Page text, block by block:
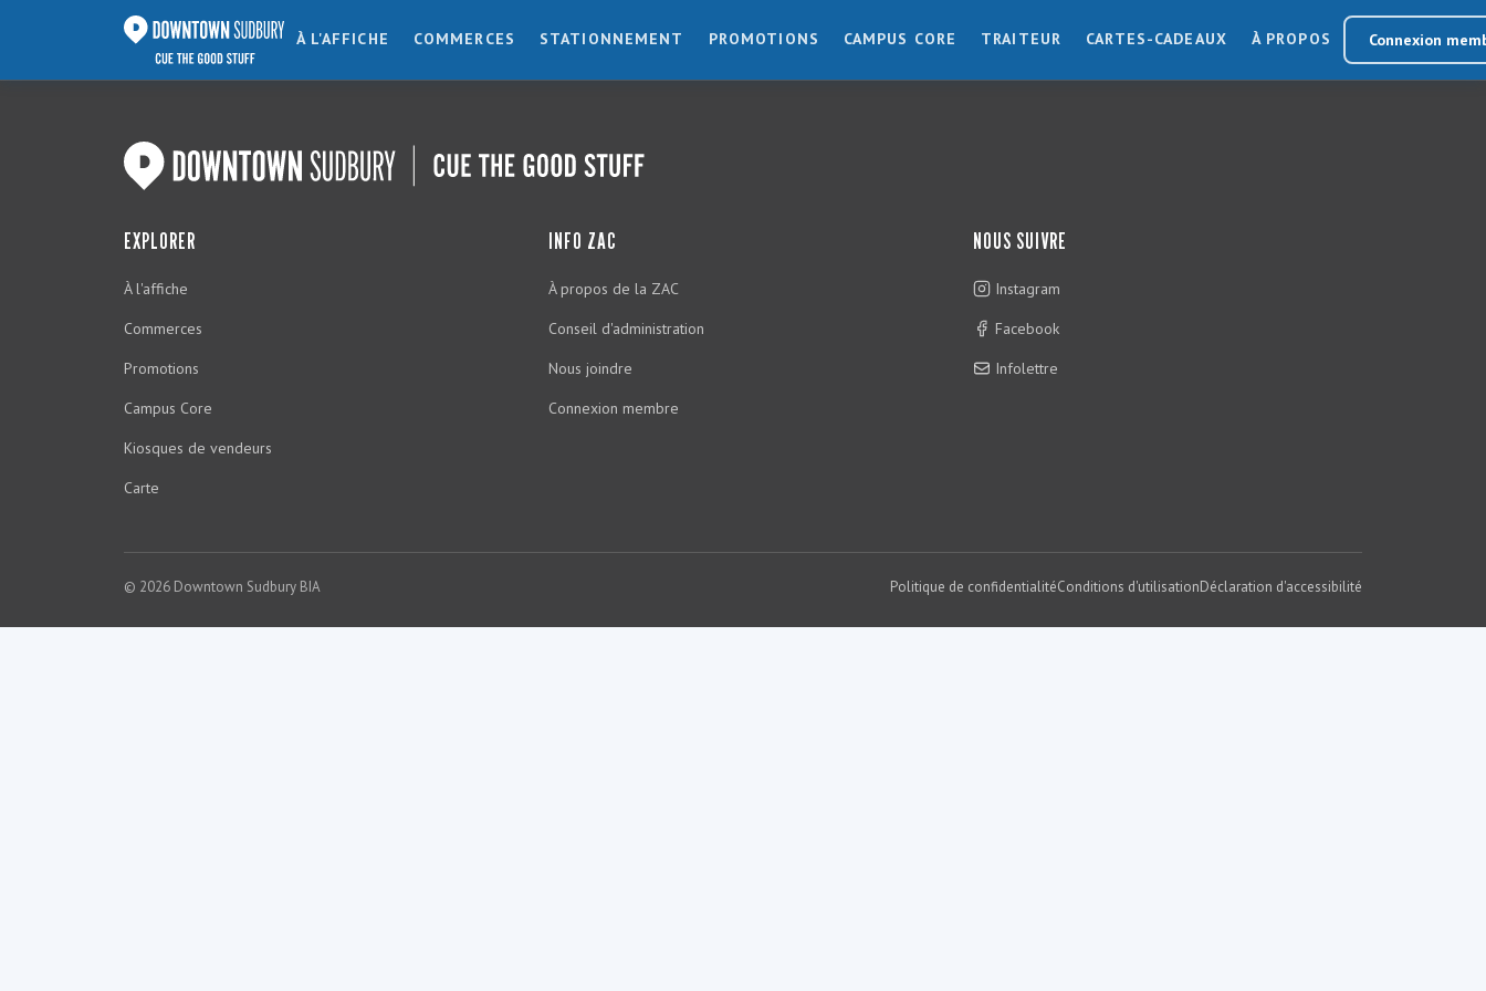
À L'AFFICHE COMMERCES STATIONNEMENT PROMOTIONS CAMPUS CORE TRAITEUR CARTES-CADEAUX À PROPOS Connexion
EXPLORER
À l'affiche
Commerces
Promotions
Campus Core
Kiosques de vendeurs
Carte
INFO ZAC
À propos de la ZAC
Conseil d'administration
Nous joindre
Connexion membre
NOUS SUIVRE
Instagram
Facebook
Infolettre
© 2026 Downtown Sudbury BIA Politique de confidentialitéConditions d'utilisationDéclaration d'accessibilité